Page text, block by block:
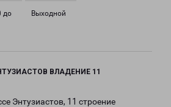
до
Выходной
ВЛАДЕНИЕ 11
Энтузиастов, 11 строение